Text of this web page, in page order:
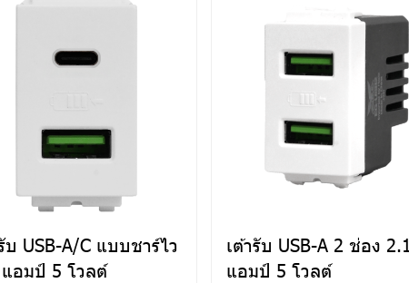
บ USB-A/C แบบชาร์ไว
อมป์ 5 โวลต์
เต้ารับ USB-A 2 ช่อง 2.1
แอมป์ 5 โวลต์